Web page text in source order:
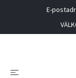
E-